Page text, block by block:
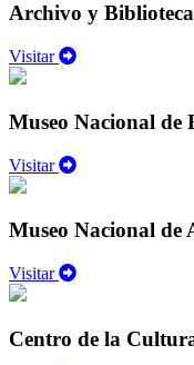
Archivo y
Visitar
Museo Nacional
Visitar
Museo Nacional de
Visitar
Centro de la